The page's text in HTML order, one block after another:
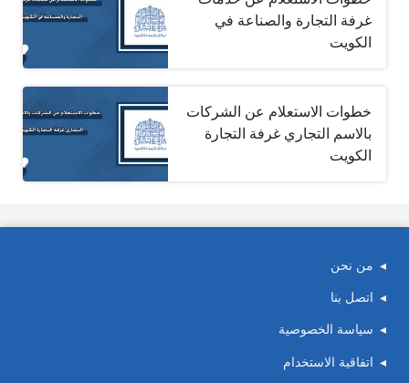
غرفة التجارة والصناعة في
الكويت
خطوات الاستعلام عن الشركات
بالاسم التجاري غرفة التجارة
الكويت
من نحن
اتصل بنا
سياسة الخصوصية
اتفاقية الاستخدام